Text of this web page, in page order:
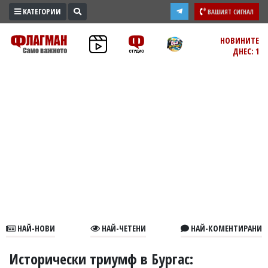
ПРОМО
ЗОНА
В
КАТЕГОРИИ ВАШИЯТ СИГНАЛ
НОВИНИТЕ
ДНЕС: 1
НАЙ-НОВИ НАЙ-ЧЕТЕНИ НАЙ-КОМЕНТИРАНИ
Исторически триумф в Бургас: